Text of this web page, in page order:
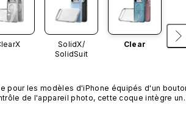
SolidX/
SolidSuit
Clear
pour les modèles d'iPhone équipés d'un
de l'appareil photo, cette coque intègre un